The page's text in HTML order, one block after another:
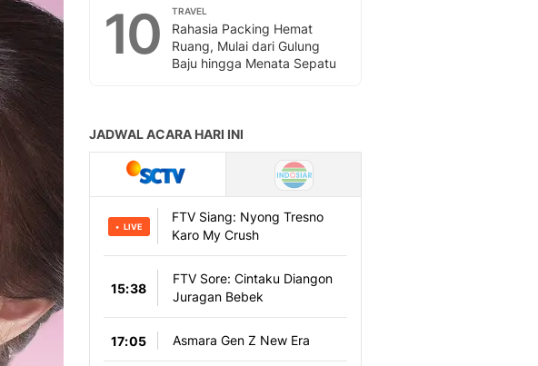
10 TRAVEL
Rahasia Packing Hemat
Ruang, Mulai dari Gulung
Baju hingga Menata Sepatu